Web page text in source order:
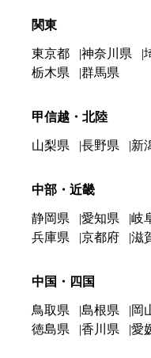
関東
東京都 神奈川県
栃木県
群馬県
甲信越・北陸
山梨県 長野県 新
中部・近畿
静岡県 愛知県 岐
兵庫県
京都府 滋
中国・四国
鳥取県 島根県 岡
徳島県
香川県 愛